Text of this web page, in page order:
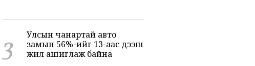
3
Улсын чанартай авто
замын 56%-ийг 13-аас дээш
жил ашиглаж байна